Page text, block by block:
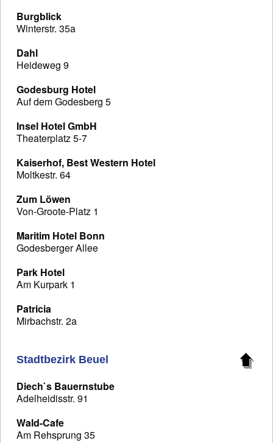
Burgblick
Winterstr. 35a
Dahl
Heideweg 9
Godesburg Hotel
Auf dem Godesberg 5
Insel Hotel GmbH
Theaterplatz 5-7
Kaiserhof, Best Western Hotel
Moltkestr. 64
Zum Löwen
Von-Groote-Platz 1
Maritim Hotel Bonn
Godesberger Allee
Park Hotel
Am Kurpark 1
Patricia
Mirbachstr. 2a
Stadtbezirk Beuel
Diech`s Bauernstube
Adelheidisstr. 91
Wald-Cafe
Am Rehsprung 35